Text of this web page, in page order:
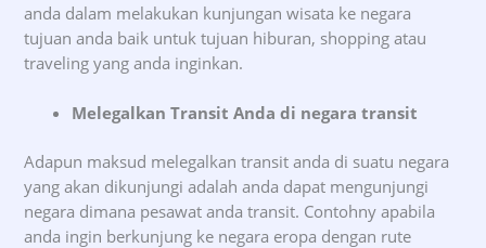
anda dalam melakukan kunjungan wisata ke negara
tujuan anda baik untuk tujuan hiburan, shopping atau
traveling yang anda inginkan.
Melegalkan Transit Anda di negara transit
Adapun maksud melegalkan transit anda di suatu negara
yang akan dikunjungi adalah anda dapat mengunjungi
negara dimana pesawat anda transit. Contohny apabila
anda ingin berkunjung ke negara eropa dengan rute